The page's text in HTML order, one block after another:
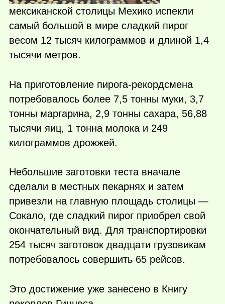
мексиканской столицы Мехико испекли
самый большой в мире сладкий пирог
весом 12 тысяч килограммов и длиной 1,4
тысячи метров.
На приготовление пирога-рекордсмена
потребовалось более 7,5 тонны муки, 3,7
тонны маргарина, 2,9 тонны сахара, 56,88
тысячи яиц, 1 тонна молока и 249
килограммов дрожжей.
Небольшие заготовки теста вначале
сделали в местных пекарнях и затем
привезли на главную площадь столицы —
Сокало, где сладкий пирог приобрел свой
окончательный вид. Для транспортировки
254 тысяч заготовок двадцати грузовикам
потребовалось совершить 65 рейсов.
Это достижение уже занесено в Книгу